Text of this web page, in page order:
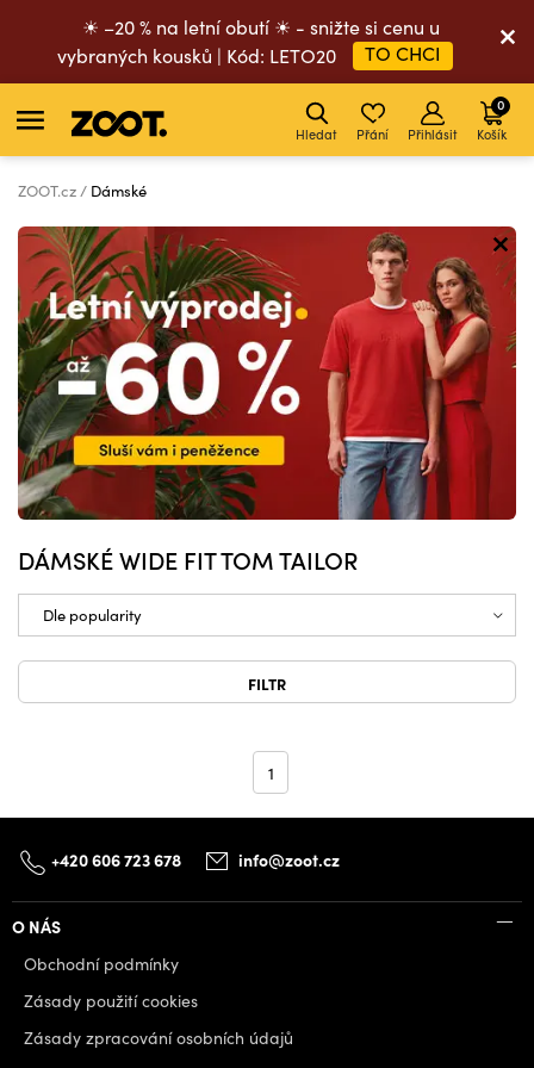
☀ –20 % na letní obutí ☀ - snižte si cenu u
vybraných kousků | Kód: LETO20
TO CHCI
Hledat Přání Přihlásit Košík
0
ZOOT.cz Dámské
DÁMSKÉ WIDE FIT TOM TAILOR
FILTR
1
+420 606 723 678 info@zoot.cz
O NÁS
Obchodní podmínky
Zásady použití cookies
Zásady zpracování osobních údajů